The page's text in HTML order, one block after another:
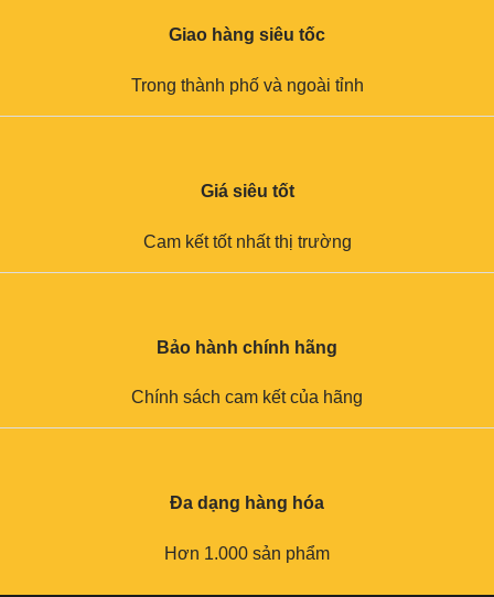
Giao hàng siêu tốc
Trong thành phố và ngoài tỉnh
Giá siêu tốt
Cam kết tốt nhất thị trường
Bảo hành chính hãng
Chính sách cam kết của hãng
Đa dạng hàng hóa
Hơn 1.000 sản phẩm